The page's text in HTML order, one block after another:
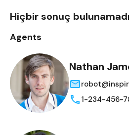
Hiçbir sonuç
Agents
Nathan
1-234-456-